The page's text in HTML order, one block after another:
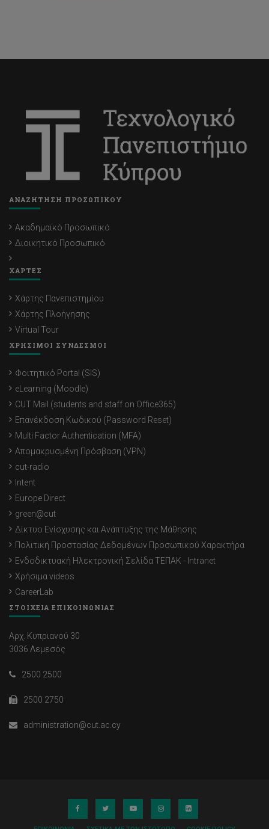
ΑΝΑΖΗΤΗΣΗ ΠΡΟΣΩΠΙΚΟΥ
Ακαδημαϊκό Προσωπικό
Διοικητικό Προσωπικό
ΧΑΡΤΕΣ
Χάρτης Πανεπιστημίου
Χάρτης Πλοήγησης
Virtual Tour
ΧΡΗΣΙΜΟΙ ΣΥΝΔΕΣΜΟΙ
Φοιτητικό Portal (SIS)
eLearning (Moodle)
CUT Mail (students and staff on Office365)
Επανέκδοση Κωδικού (Password Reset)
Multi Factor Authentication (MFA)
Απομακρυσμένη Πρόσβαση (VPN)
cut-radio
Intent
Europe Direct
green@cut
Δίκτυο Ενίσχυσης και Ανάπτυξης της Μάθησης
Πολιτική Προστασίας Δεδομένων Προσωπικού Χαρακτήρα
Ενδοδικτυακή Ηλεκτρονική Σελίδα ΤΕΠΑΚ - Intranet
Χρήσιμα videos
CareerLab
ΣΤΟΙΧΕΙΑ ΕΠΙΚΟΙΝΩΝΙΑΣ
Αρχ. Κυπριανού 30
3036 Λεμεσός
2500 2500
2500 2750
administration@cut.ac.cy